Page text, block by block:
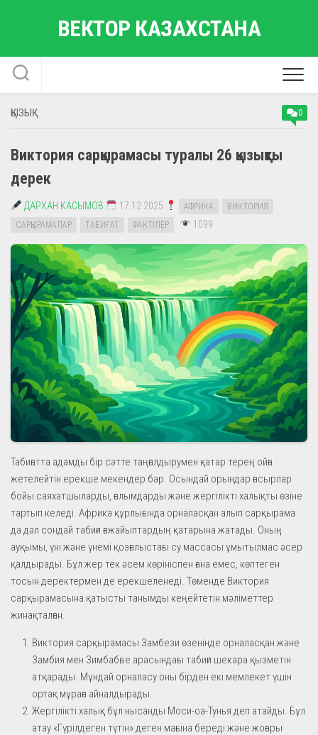
ВЕКТОР КАЗАХСТАНА
ҚЫЗЫҚ 0
Виктория сарқырамасы туралы 26 қызықты
дерек
ДАРХАН КАСЫМОВ 17.12.2025 АФРИКА
ВИКТОРИЯ
САРҚЫРАМАЛАР
ТАБИҒАТ ФАКТІЛЕР 1099
Табиғатта адамды бір сәтте таңғалдырумен қатар терең ойға
жетелейтін ерекше мекендер бар. Осындай орындар ғасырлар
бойы саяхатшыларды, ғалымдарды және жергілікті халықты өзіне
тартып келеді. Африка құрлығында орналасқан алып сарқырама
да дәл сондай табиғи ғажайыптардың қатарына жатады. Оның
ауқымы, үні және үнемі қозғалыстағы су массасы ұмытылмас әсер
қалдырады. Бұл жер тек әсем көрініспен ғана емес, көптеген
тосын деректермен де ерекшеленеді. Төменде Виктория
сарқырамасына қатысты танымды кеңейтетін мәліметтер
жинақталған.
Виктория сарқырамасы Замбези өзенінде орналасқан және
Замбия мен Зимбабве арасындағы табиғи шекара қызметін
атқарады. Мұндай орналасу оны бірден екі мемлекет үшін
ортақ мұраға айналдырады.
Жергілікті халық бұл нысанды Моси-оа-Тунья деп атайды. Бұл
атау «Гүрілдеген түтін» деген мағына береді және жоғары